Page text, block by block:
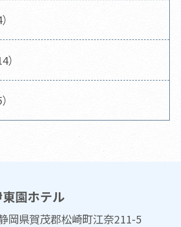
園ホテル
県賀茂郡松崎町江奈211-5